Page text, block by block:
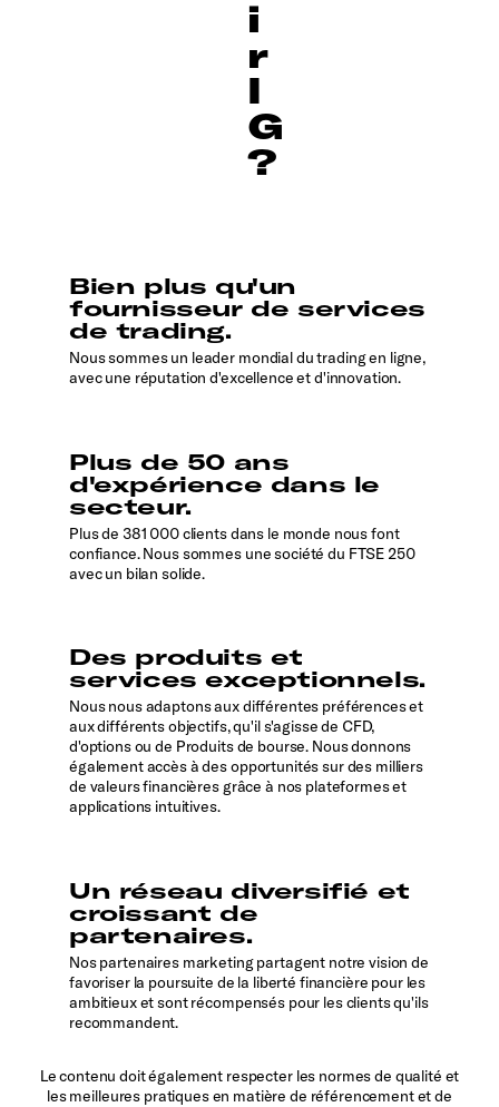
i
r
I
G
?
Bien plus qu'un
fournisseur de services
de trading.
Nous sommes un leader mondial du trading en ligne,
avec une réputation d'excellence et d'innovation.
Plus de 50 ans
d'expérience dans le
secteur.
Plus de 381 000 clients dans le monde nous font
confiance. Nous sommes une société du FTSE 250
avec un bilan solide.
Des produits et
services exceptionnels.
Nous nous adaptons aux différentes préférences et
aux différents objectifs, qu'il s'agisse de CFD,
d'options ou de Produits de bourse. Nous donnons
également accès à des opportunités sur des milliers
de valeurs financières grâce à nos plateformes et
applications intuitives.
Un réseau diversifié et
croissant de
partenaires.
Nos partenaires marketing partagent notre vision de
favoriser la poursuite de la liberté financière pour les
ambitieux et sont récompensés pour les clients qu'ils
recommandent.
Le contenu doit également respecter les normes de qualité et
les meilleures pratiques en matière de référencement et de